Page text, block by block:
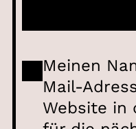
Meinen
Mail-
Website in